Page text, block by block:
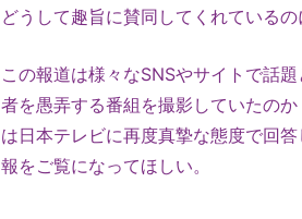
どうして趣旨に賛同してくれている
この報道は様々なSNSやサイトで話
者を愚弄する番組を撮影していたの
は日本テレビに再度真摯な態度で回
報をご覧になってほしい。